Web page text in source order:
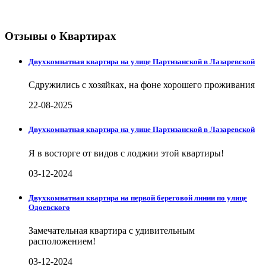
Отзывы о Квартирах
Двухкомнатная квартира на улице Партизанской в Лазаревской
Сдружились с хозяйках, на фоне хорошего проживания
22-08-2025
Двухкомнатная квартира на улице Партизанской в Лазаревской
Я в восторге от видов с лоджии этой квартиры!
03-12-2024
Двухкомнатная квартира на первой береговой линии по улице
Одоевского
Замечательная квартира с удивительным
расположением!
03-12-2024